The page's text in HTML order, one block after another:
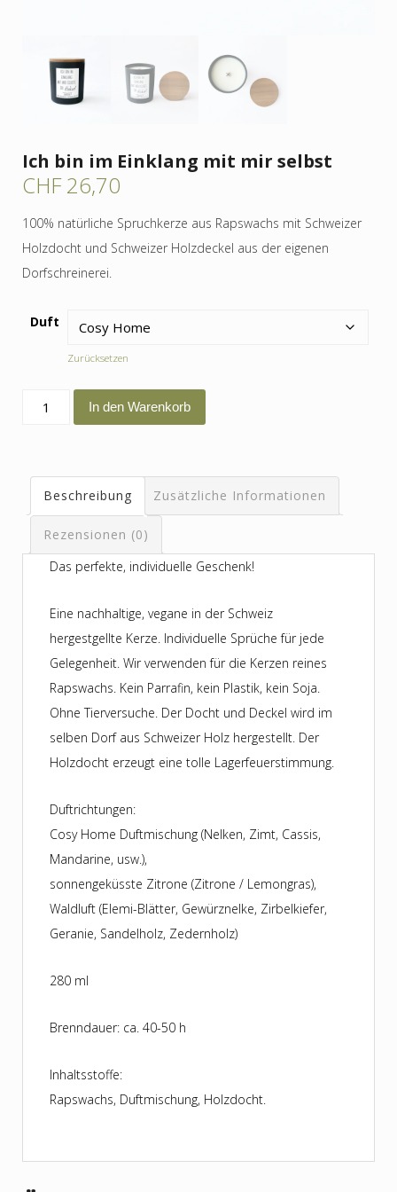
Ich bin im Einklang mit mir selbst
CHF26,70
100% natürliche Spruchkerze aus Rapswachs mit Schweizer
Holzdocht und Schweizer Holzdeckel aus der eigenen
Dorfschreinerei.
Duft
Zurücksetzen
Einklang
selbst
Menge
In den Warenkorb
Beschreibung Zusätzliche Informationen
Rezensionen (0)
Das perfekte, individuelle Geschenk!
Eine nachhaltige, vegane in der Schweiz
hergestgellte Kerze. Individuelle Sprüche für jede
Gelegenheit. Wir verwenden für die Kerzen reines
Rapswachs. Kein Parrafin, kein Plastik, kein Soja.
Ohne Tierversuche. Der Docht und Deckel wird im
selben Dorf aus Schweizer Holz hergestellt. Der
Holzdocht erzeugt eine tolle Lagerfeuerstimmung.
Duftrichtungen:
Cosy Home Duftmischung (Nelken, Zimt, Cassis,
Mandarine, usw.),
sonnengeküsste Zitrone (Zitrone / Lemongras),
Waldluft (Elemi-Blätter, Gewürznelke, Zirbelkiefer,
Geranie, Sandelholz, Zedernholz)
280 ml
Brenndauer: ca. 40-50 h
Inhaltsstoffe:
Rapswachs, Duftmischung, Holzdocht.